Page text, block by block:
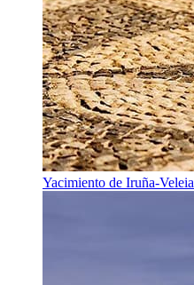
Yacimiento de Iruña-Veleia